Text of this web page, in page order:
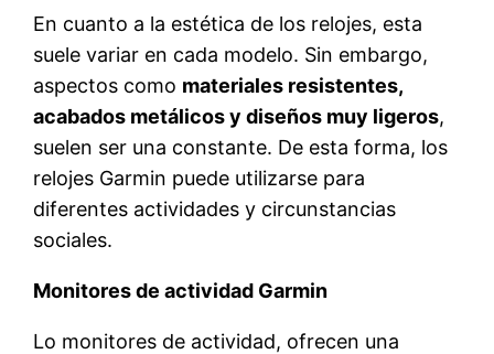
En cuanto a la estética de los relojes, esta
suele variar en cada modelo. Sin embargo,
aspectos como materiales resistentes,
acabados metálicos y diseños muy ligeros,
suelen ser una constante. De esta forma, los
relojes Garmin puede utilizarse para
diferentes actividades y circunstancias
sociales.
Monitores de actividad Garmin
Lo monitores de actividad, ofrecen una